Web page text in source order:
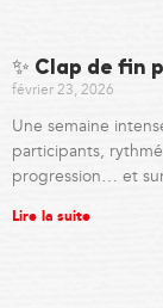
✨ Clap de fin
février 23, 2026
Une semaine
participants,
progression… et
Lire la suite